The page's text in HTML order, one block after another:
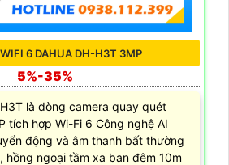
6 DAHUA DH-H3T 3MP
5%-35%
là dòng camera quay quét
tích hợp Wi-Fi 6 Công nghệ AI
động và âm thanh bất thường
hồng ngoại tầm xa ban đêm 10m